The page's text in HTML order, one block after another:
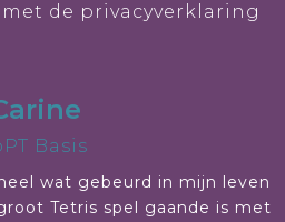
de privacyverklaring
Basis
wat gebeurd in mijn leven
Tetris spel gaande is met